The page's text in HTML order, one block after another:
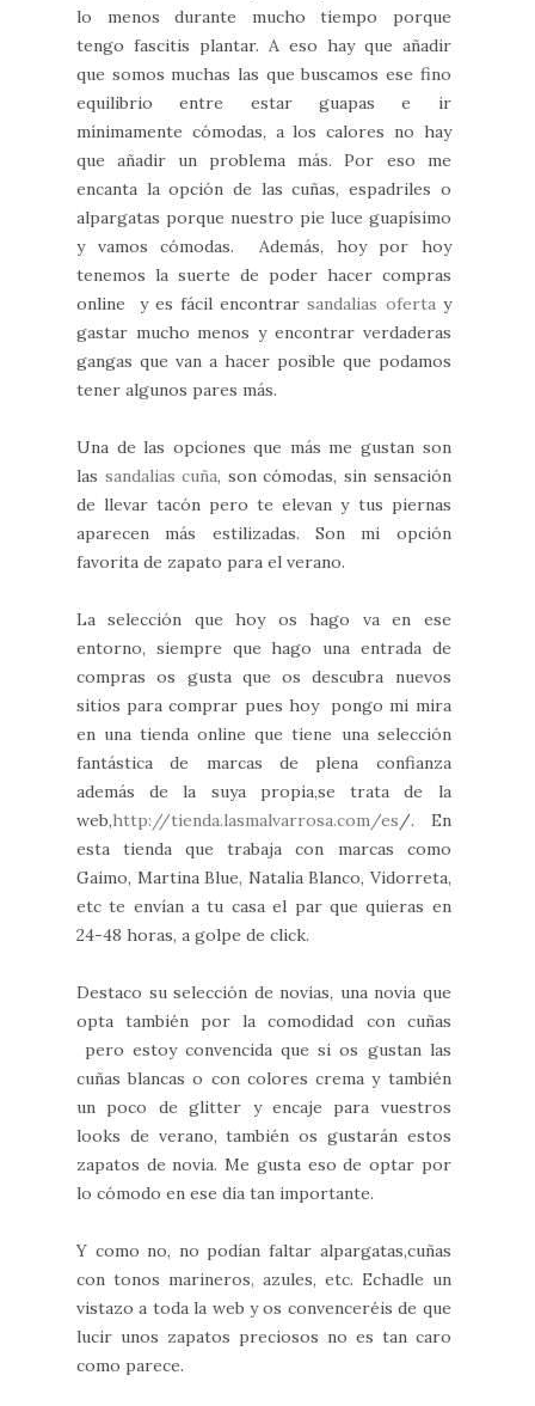
lo menos durante mucho tiempo porque
tengo fascitis plantar. A eso hay que añadir
que somos muchas las que buscamos ese fino
equilibrio entre estar guapas e ir
mínimamente cómodas, a los calores no hay
que añadir un problema más. Por eso me
encanta la opción de las cuñas, espadriles o
alpargatas porque nuestro pie luce guapísimo
y vamos cómodas. Además, hoy por hoy
tenemos la suerte de poder hacer compras
online y es fácil encontrarsandalias ofertay
gastar mucho menos y encontrar verdaderas
gangas que van a hacer posible que podamos
tener algunos pares más.
Una de las opciones que más me gustan son
las sandalias cuña, son cómodas, sin sensación
de llevar tacón pero te elevan y tus piernas
aparecen más estilizadas. Son mi opción
favorita de zapato para el verano.
La selección que hoy os hago va en ese
entorno, siempre que hago una entrada de
compras os gusta que os descubra nuevos
sitios para comprar pues hoy pongo mi mira
en una tienda online que tiene una selección
fantástica de marcas de plena confianza
además de la suya propia,se trata de la
web,http://tienda.lasmalvarrosa.com/es/. En
esta tienda que trabaja con marcas como
Gaimo, Martina Blue, Natalia Blanco, Vidorreta,
etc te envían a tu casa el par que quieras en
24-48 horas, a golpe de click.
Destaco su selección de novias, una novia que
opta también por la comodidad con cuñas
pero estoy convencida que si os gustan las
cuñas blancas o con colores crema y también
un poco de glitter y encaje para vuestros
looks de verano, también os gustarán estos
zapatos de novia. Me gusta eso de optar por
lo cómodo en ese día tan importante.
Y como no, no podían faltar alpargatas,cuñas
con tonos marineros, azules, etc. Echadle un
vistazo a toda la web y os convenceréis de que
lucir unos zapatos preciosos no es tan caro
como parece.